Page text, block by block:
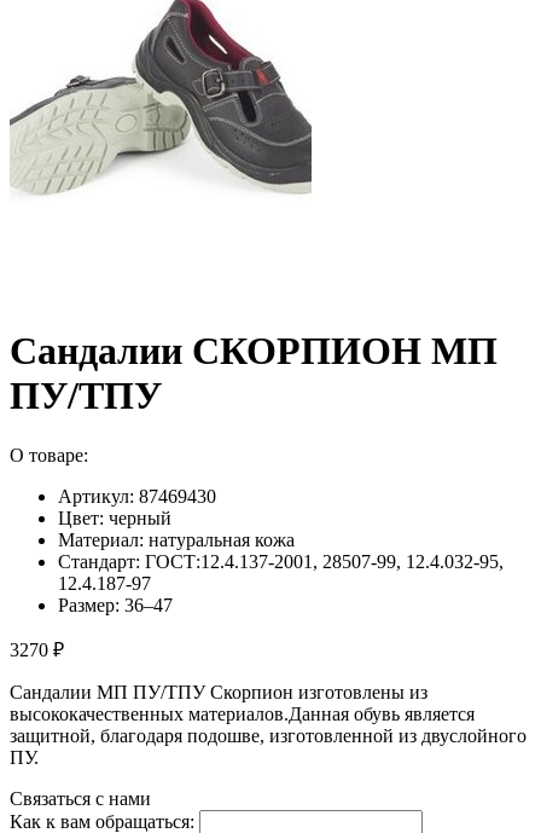
Сандалии СКОРПИОН МП
ПУ/ТПУ
О товаре:
Артикул: 87469430
Цвет: черный
Материал: натуральная кожа
Стандарт: ГОСТ:12.4.137-2001, 28507-99, 12.4.032-95,
12.4.187-97
Размер: 36–47
3270 ₽
Сандалии МП ПУ/ТПУ Скорпион изготовлены из
высококачественных материалов.Данная обувь является
защитной, благодаря подошве, изготовленной из двуслойного
ПУ.
Связаться с нами
Как к вам обращаться: